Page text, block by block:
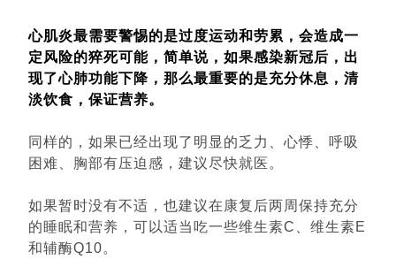
心肌炎最需要警惕的是过度运动和劳累，会造成一
定风险的猝死可能，简单说，如果感染新冠后，出
现了心肺功能下降，那么最重要的是充分休息，清
淡饮食，保证营养。
同样的，如果已经出现了明显的乏力、心悸、呼吸
困难、胸部有压迫感，建议尽快就医。
如果暂时没有不适，也建议在康复后两周保持充分
的睡眠和营养，可以适当吃一些维生素C、维生素E
和辅酶Q10。